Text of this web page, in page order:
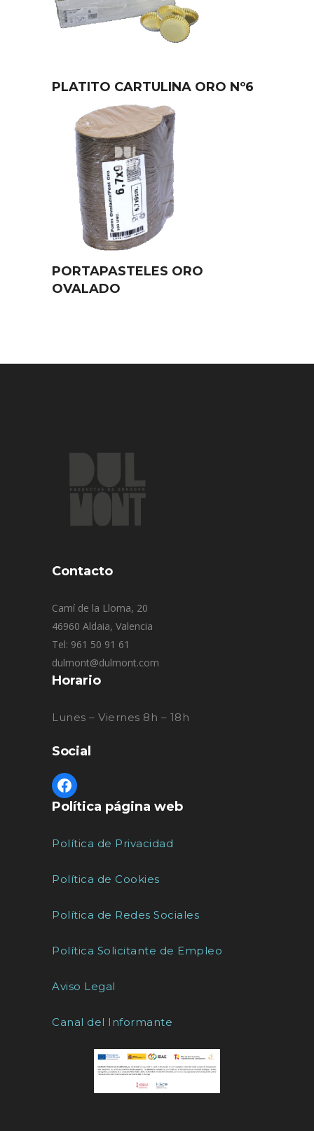
PLATITO CARTULINA ORO Nº6
PORTAPASTELES ORO
OVALADO
Contacto
Camí de la Lloma, 20
46960 Aldaia, Valencia
Tel: 961 50 91 61
dulmont@dulmont.com
Horario
Lunes – Viernes 8h – 18h
Social
Política página web
Política de Privacidad
Política de Cookies
Política de Redes Sociales
Política Solicitante de Empleo
Aviso Legal
Canal del Informante